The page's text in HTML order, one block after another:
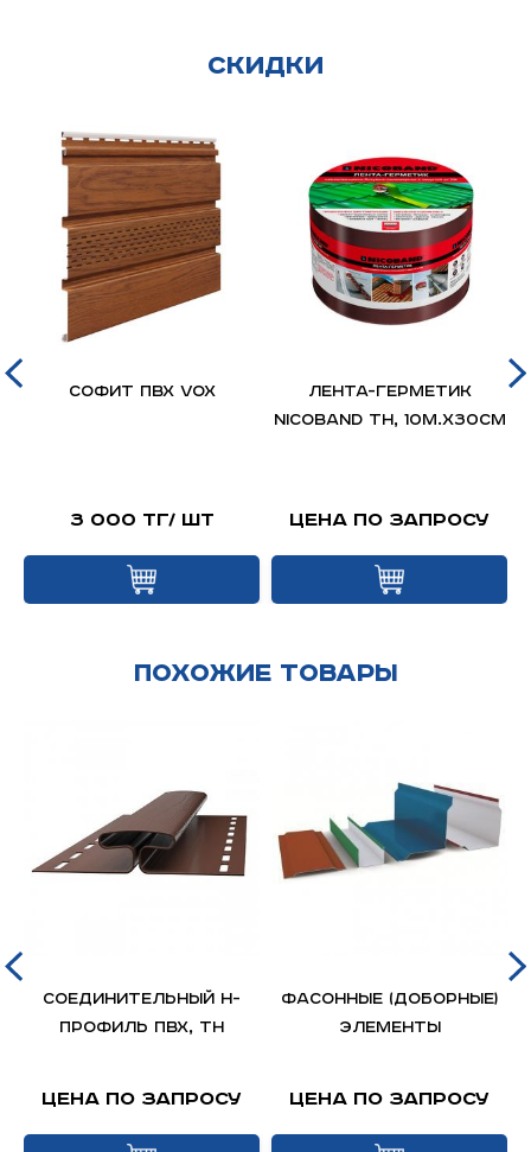
Скидки
Софит ПВХ VOX
3 000 тг/ шт
ЛЕНТА-ГЕРМЕТИК
NICOBAND ТН, 10м.х30см
Цена по запросу
Похожие товары
Соединительный Н-
профиль ПВХ, ТН
Цена по запросу
Фасонные (доборные)
элементы
Цена по запросу